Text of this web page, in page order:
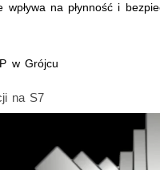
wpływa na płynność i
w Grójcu
na S7